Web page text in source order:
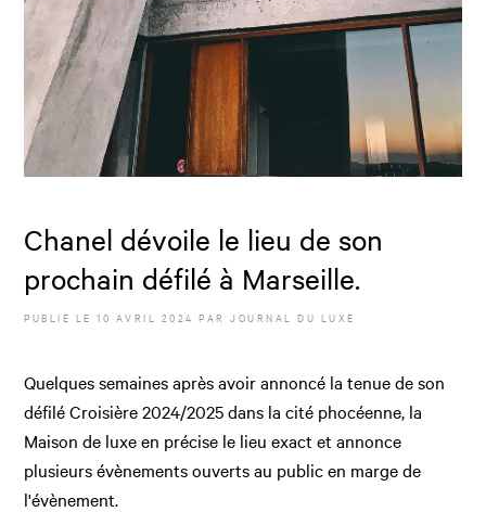
Chanel dévoile le lieu de son
prochain défilé à Marseille.
PUBLIÉ LE10 AVRIL 2024 PAR JOURNAL DU LUXE
Quelques semaines après avoir annoncé la tenue de son
défilé Croisière 2024/2025 dans la cité phocéenne, la
Maison de luxe en précise le lieu exact et annonce
plusieurs évènements ouverts au public en marge de
l'évènement.